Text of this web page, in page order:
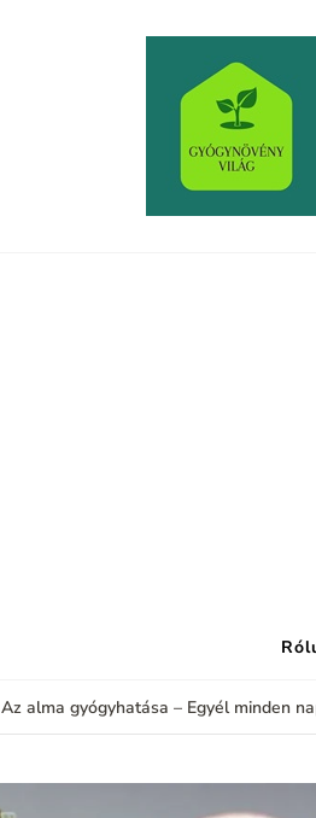
Az alma gyógyhatása – Egyél minden